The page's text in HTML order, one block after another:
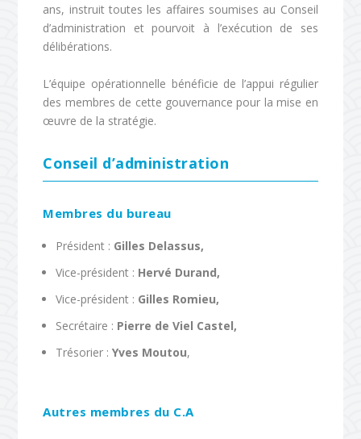
ans, instruit toutes les affaires soumises au Conseil
d’administration et pourvoit à l’exécution de ses
délibérations.
L’équipe opérationnelle bénéficie de l’appui régulier
des membres de cette gouvernance pour la mise en
œuvre de la stratégie.
Conseil d’administration
Membres du bureau
Président : Gilles Delassus,
Vice-président : Hervé Durand,
Vice-président : Gilles Romieu,
Secrétaire : Pierre de Viel Castel,
Trésorier :Yves Moutou,
Autres membres du C.A